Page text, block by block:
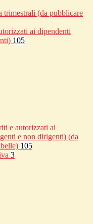
trimestrali (da pubblicare
ai dipendenti
105
e autorizzati ai
e non dirigenti) (da
105
3